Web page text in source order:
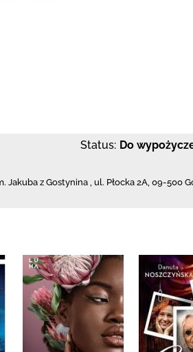
Status: Do
Jakuba z Gostynina, ul. Płocka 2A, 09-500